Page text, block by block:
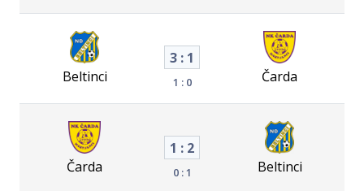
Beltinci
3 : 1
1 : 0 Čarda
Čarda
1 : 2
0 : 1 Beltinci